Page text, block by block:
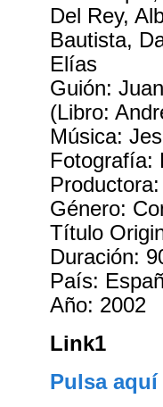
Del Rey,
Bautista,
Elías
Guión:
(Libro:
Música:
Fotografía:
Productora:
Género:
Título
Duración:
País:
Año: 2002
Link1
Pulsa